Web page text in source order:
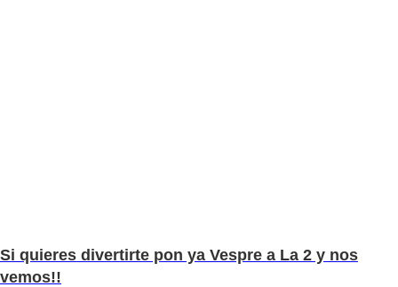
Si quieres divertirte pon ya Vespre a La 2 y nos
vemos!!